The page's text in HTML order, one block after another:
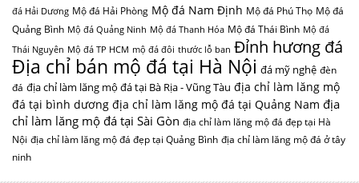
đá Hải Dương Mộ đá Hải Phòng Mộ đá Nam Định Mộ đá Phú Thọ Mộ đá
Quảng Bình Mộ đá Quảng Ninh Mộ đá Thanh Hóa Mộ đá Thái Bình Mộ đá
Thái Nguyên Mộ đá TP HCM mộ đá đôi thước lỗ ban Đỉnh hương đá
Địa chỉ bán mộ đá tại Hà Nội đá mỹ nghệ đèn
đá địa chỉ làm lăng mộ đá tại Bà Rịa - Vũng Tàu địa chỉ làm lăng mộ
đá tại bình dương địa chỉ làm lăng mộ đá tại Quảng Nam địa
chỉ làm lăng mộ đá tại Sài Gòn địa chỉ làm lăng mộ đá đẹp tại Hà
Nội địa chỉ làm lăng mộ đá đẹp tại Quảng Bình địa chỉ làm lăng mộ đá ở tây
ninh